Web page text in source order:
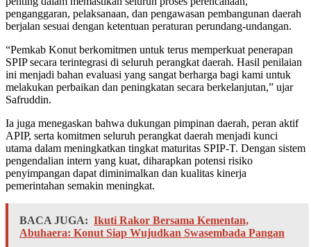
penganggaran, pelaksanaan, dan pengawasan pembangunan daerah
berjalan sesuai dengan ketentuan peraturan perundang-undangan.
“Pemkab Konut berkomitmen untuk terus memperkuat penerapan
SPIP secara terintegrasi di seluruh perangkat daerah. Hasil penilaian
ini menjadi bahan evaluasi yang sangat berharga bagi kami untuk
melakukan perbaikan dan peningkatan secara berkelanjutan,” ujar
Safruddin.
Ia juga menegaskan bahwa dukungan pimpinan daerah, peran aktif
APIP, serta komitmen seluruh perangkat daerah menjadi kunci
utama dalam meningkatkan tingkat maturitas SPIP-T. Dengan sistem
pengendalian intern yang kuat, diharapkan potensi risiko
penyimpangan dapat diminimalkan dan kualitas kinerja
pemerintahan semakin meningkat.
BACA JUGA: Ikuti Rakor Bersama Kementan,
Abuhaera: Konut Siap Wujudkan Swasembada Pangan